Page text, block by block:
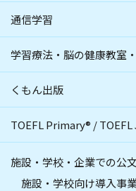
通信学習
学習療法・脳の健康教室
くもん出版
TOEFL Primary® /
施設・学校・企業での公
施設・学校向け導入事